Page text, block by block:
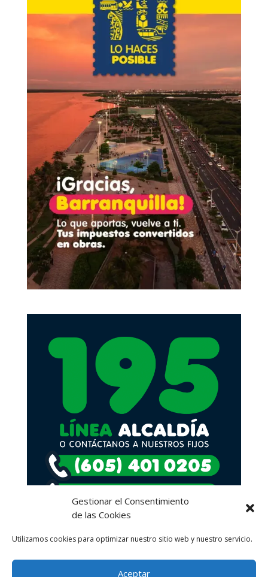
Gestionar el Consentimiento
de las Cookies
Utilizamos cookies para optimizar nuestro sitio web y nuestro servicio.
Aceptar